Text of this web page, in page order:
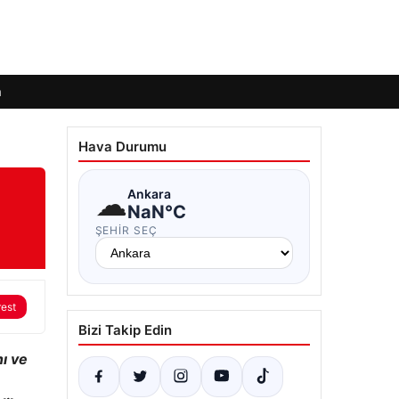
ve
Hava Durumu
☁Ankara
NaN°C
ŞEHIR SEÇ
Bizi Takip Edin